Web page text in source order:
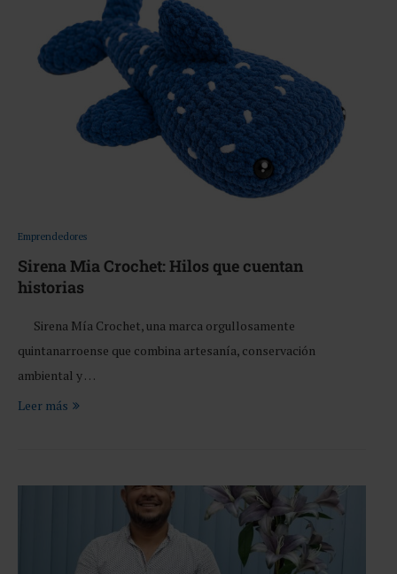
Emprendedores
Sirena Mia Crochet: Hilos que cuentan
historias
Sirena Mía Crochet, una marca orgullosamente
quintanarroense que combina artesanía, conservación
ambiental y …
Leer más